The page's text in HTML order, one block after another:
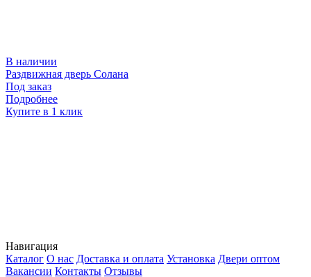
В наличии
Раздвижная дверь Солана
Под заказ
Подробнее
Купите в 1 клик
Навигация
Каталог О нас Доставка и оплата Установка Двери оптом
Вакансии Контакты Отзывы